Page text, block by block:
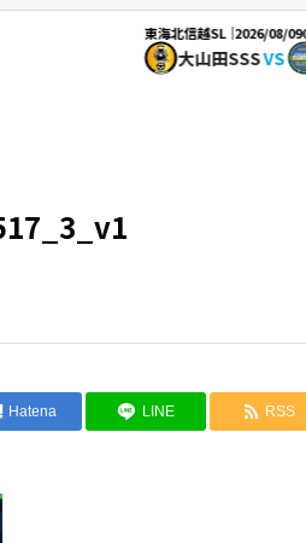
東海北信越SL｜2026/08/0909:30
大山田SSSVS フォ
Hatena LINE RSS